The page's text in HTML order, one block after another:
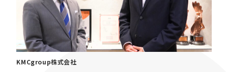
KMCgroup株式会社